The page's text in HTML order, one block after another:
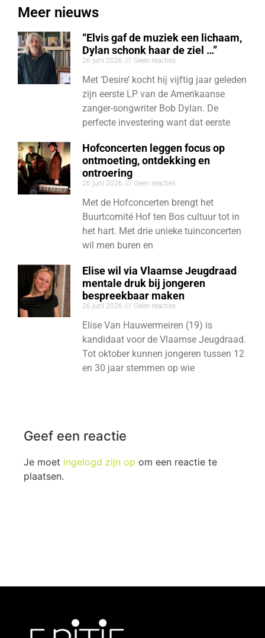
Meer nieuws
“Elvis gaf de muziek een lichaam,
Dylan schonk haar de ziel …”
26 juni 2026 Geen reacties
Met ‘Desire’ kocht hij vijftig jaar geleden
zijn eerste LP van de Amerikaanse
zanger-songwriter Bob Dylan. De
perfecte investering want dat eerste
Hofconcerten leggen focus op
ontmoeting, ontdekking en
ontroering
26 juni 2026 Geen reacties
Met de Hofconcerten brengt het
Buurtcomité Hof ten Bos cultuur tot in
het hart. Met drie unieke tuinconcerten
wil men buren en
Elise wil via Vlaamse Jeugdraad
mentale druk bij jongeren
bespreekbaar maken
26 juni 2026 Geen reacties
Elise Van Hauwermeiren (19) is
kandidaat voor de Vlaamse Jeugdraad.
Tot oktober kunnen jongeren tussen 12
en 30 jaar stemmen op wie
Geef een reactie
Je moet ingelogd zijn op om een reactie te
plaatsen.